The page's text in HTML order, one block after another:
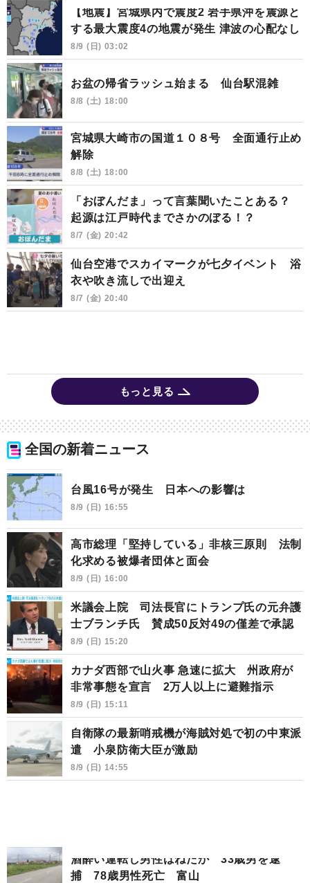
【地震】宮城県内で震度2 岩手県沖を震源と
する最大震度4の地震が発生 津波の心配なし
8/9 (日) 03:02
お盆の帰省ラッシュ始まる 仙台駅混雑
8/8 (土) 18:00
宮城県大崎市の国道１０８号 全面通行止め
解除
8/8 (土) 18:00
「おぼんだま」って言葉聞いたことある？
起源は江戸時代までさかのぼる！？
8/7 (金) 20:42
仙台空港でスカイマークが七夕イベント 浴
衣や吹き流しで出迎え
8/7 (金) 20:40
もっと見る
全国の新着ニュース
台風16号が発生 日本への影響は
8/9 (日) 16:55
高市総理「堅持している」非核三原則 法制
化求める被爆者団体と面会
8/9 (日) 16:00
米議会上院 司法長官にトランプ氏の元弁護
士ブランチ氏 賛成50反対49の僅差で承認
8/9 (日) 15:20
カナダ西部で山火事 急速に拡大 州政府が
非常事態を宣言 2万人以上に避難指示
8/9 (日) 15:11
自衛隊の最新哨戒機が海賊対処で初の中東派
遣 小泉防衛大臣が激励
8/9 (日) 14:55
酒酔い運転し男性はねたか 33歳男を逮
捕 78歳男性死亡 富山